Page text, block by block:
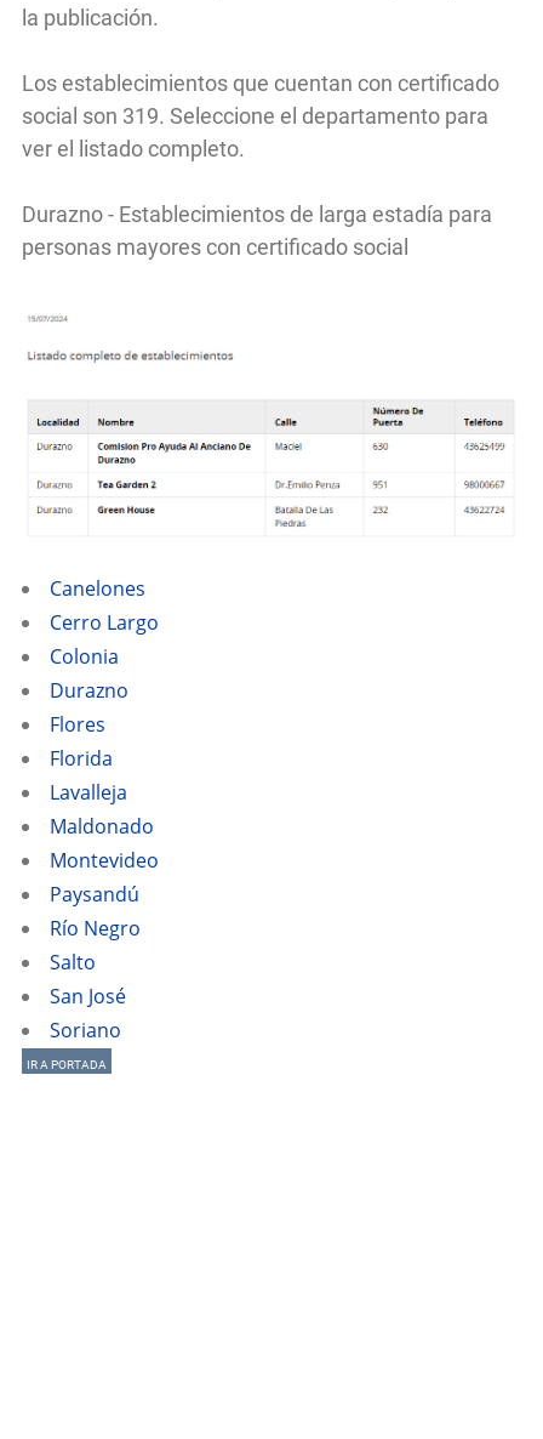
la publicación.
Los establecimientos que cuentan con certificado
social son 319. Seleccione el departamento para
ver el listado completo.
Durazno - Establecimientos de larga estadía para
personas mayores con certificado social
Canelones
Cerro Largo
Colonia
Durazno
Flores
Florida
Lavalleja
Maldonado
Montevideo
Paysandú
Río Negro
Salto
San José
Soriano
IR A PORTADA